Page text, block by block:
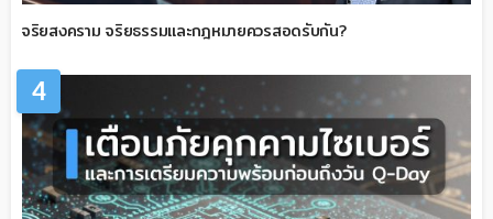
จริยสงคราม จริยธรรมและกฎหมายควรสอดรับกัน?
4